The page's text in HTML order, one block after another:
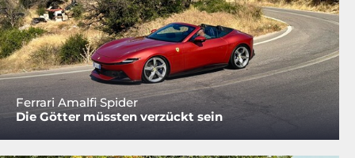
Ferrari Amalfi Spider
Die Götter müssten verzückt sein